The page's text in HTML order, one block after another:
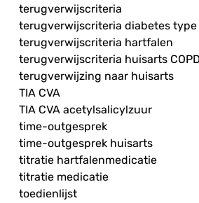
terugverwijscriteria
terugverwijscriteria diabetes type
terugverwijscriteria hartfalen
terugverwijscriteria huisarts COPD
terugverwijzing naar huisarts
TIA CVA
TIA CVA acetylsalicylzuur
time-outgesprek
time-outgesprek huisarts
titratie hartfalenmedicatie
titratie medicatie
toedienlijst